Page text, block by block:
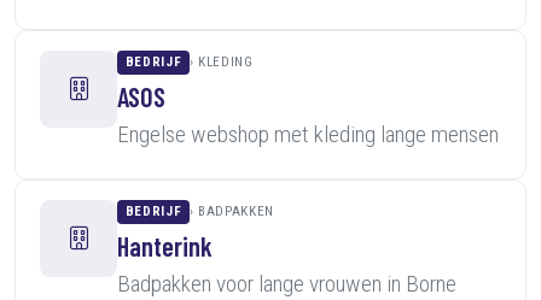
BEDRIJF KLEDING
ASOS
Engelse webshop met kleding lange mensen
BEDRIJF BADPAKKEN
Hanterink
Badpakken voor lange vrouwen in Borne